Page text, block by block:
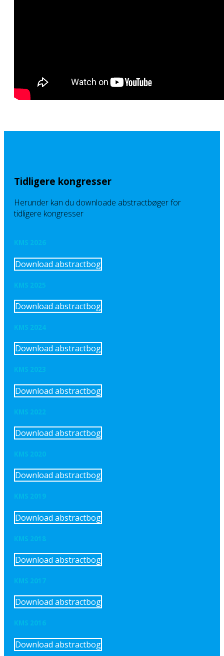
Tidligere kongresser
Herunder kan du downloade abstractbøger for
tidligere kongresser
KMS 2026
Download abstractbog
KMS 2025
Download abstractbog
KMS 2024
Download abstractbog
KMS 2023
Download abstractbog
KMS 2022
Download abstractbog
KMS 2020
Download abstractbog
KMS 2019
Download abstractbog
KMS 2018
Download abstractbog
KMS 2017
Download abstractbog
KMS 2016
Download abstractbog